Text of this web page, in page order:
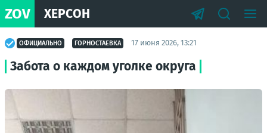
ZOV ХЕРСОН
ОФИЦИАЛЬНО ГОРНОСТАЕВКА 17 июня 2026, 13:21
Забота о каждом уголке округа